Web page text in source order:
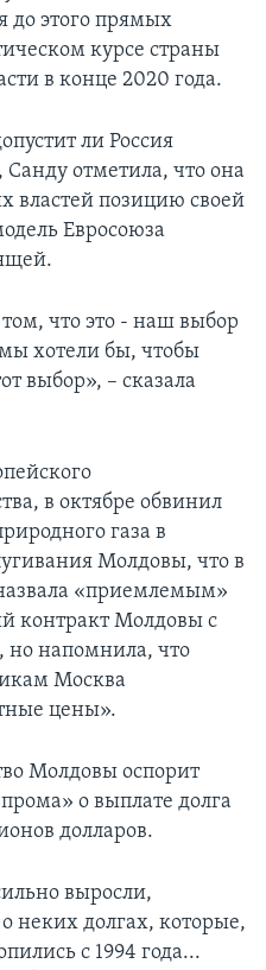
до этого прямых
курсе страны
в конце 2020 года.
ли Россия
отметила, что она
властей позицию своей
Евросоюза
что это - наш выбор
хотели бы, чтобы
выбор», – сказала
в октябре обвинил
газа в
Молдовы, что в
«приемлемым»
контракт Молдовы с
но напомнила, что
Москва
цены».
Молдовы оспорит
о выплате долга
долларов.
выросли,
неких долгах, которые,
с 1994 года...